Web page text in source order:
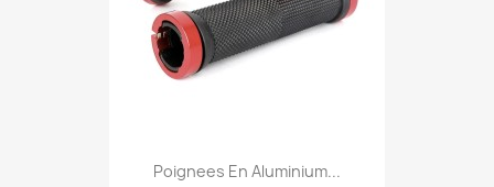
Poignees En Aluminium...